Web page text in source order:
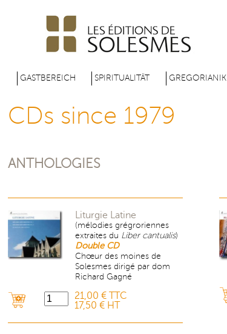
zum
Inhalt
GASTBEREICH SPIRITUALITÄT GREGORIANIK
CDs since 1979
ANTHOLOGIES
Liturgie Latine
(mélodies grégroriennes
extraites du Liber cantualis)
Double CD
Chœur des moines de
Solesmes dirigé par dom
Richard Gagné
21,00 € TTC
17,50 € HT